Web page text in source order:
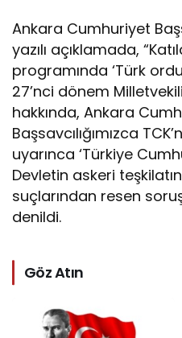
Ankara Cumhuriyet
yazılı açıklamada,
programında ‘Türk
27’nci dönem
hakkında, Ankara
Başsavcılığımızca
uyarınca ‘Türkiye
Devletin askeri
suçlarından resen
denildi.
Göz Atın